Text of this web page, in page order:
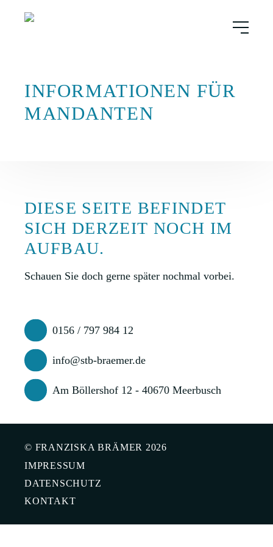
INFORMATIONEN FÜR
MANDANTEN
DIESE SEITE BEFINDET
SICH DERZEIT NOCH IM
AUFBAU.
Schauen Sie doch gerne später nochmal vorbei.
0156 / 797 984 12
info@stb-braemer.de
Am Böllershof 12 - 40670 Meerbusch
© FRANZISKA BRÄMER 2026
IMPRESSUM
DATENSCHUTZ
KONTAKT